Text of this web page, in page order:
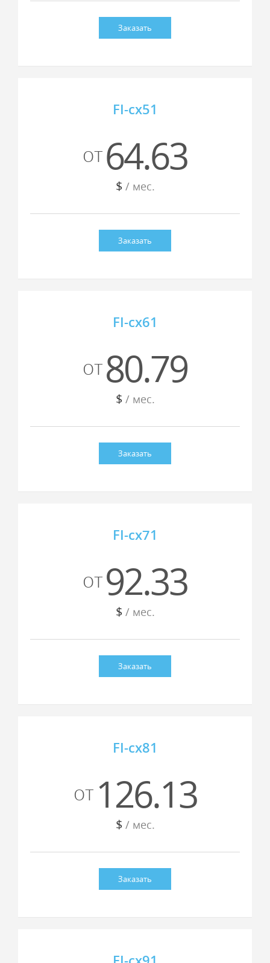
Заказать
FI-cx51
от64.63
$ / мес.
Заказать
FI-cx61
от80.79
$ / мес.
Заказать
FI-cx71
от92.33
$ / мес.
Заказать
FI-cx81
от 126.13
$ / мес.
Заказать